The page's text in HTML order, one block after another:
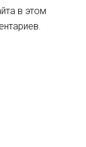
в этом